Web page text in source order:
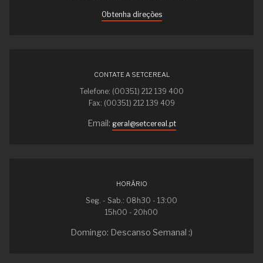
Obtenha direções
CONTATE A SETCEREAL
Telefone: (00351) 212 139 400
Fax: (00351) 212 139 409
Email: geral@setcereal.pt
HORÁRIO
Seg. - Sab.: 08h30 - 13:00
15h00 - 20h00
Domingo: Descanso Semanal :)